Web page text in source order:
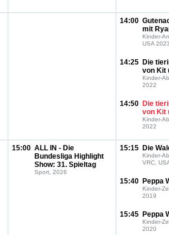
14:00
mit
Kinder-
USA 2023
14:25 Die
von Kit
Kinder-
2022
14:50 Die
von Kit
Kinder-
2022
15:00 ALL IN - Die
Bundesliga Highlight
Show: 31. Spieltag
Sport, 2026
15:15 Die
Kinder-
VRC,
15:40 Peppa
Kinder-
2019
15:45 Peppa
Kinder-
2020